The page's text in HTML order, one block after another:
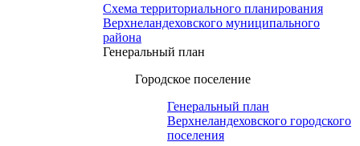
Схема территориального планирования
Верхнеландеховского муниципального
района
Генеральный план
Городское поселение
Генеральный план
Верхнеландеховского городского
поселения